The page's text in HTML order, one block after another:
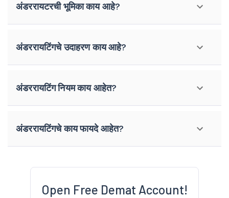
अंडररायटरची भूमिका काय आहे?
अंडररायटिंगचे उदाहरण काय आहे?
अंडररायटिंग नियम काय आहेत?
अंडररायटिंगचे काय फायदे आहेत?
Open Free Demat Account!